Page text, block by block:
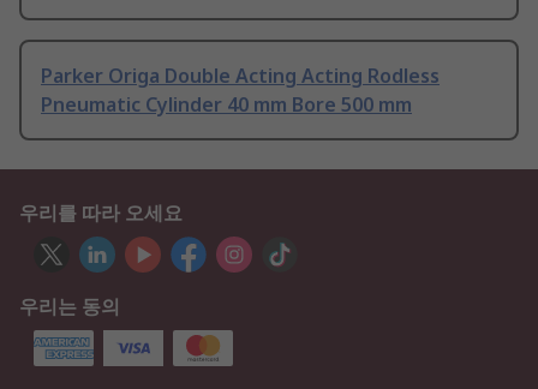
Parker Origa Double Acting Acting Rodless
Pneumatic Cylinder 40 mm Bore 500 mm
우리를 따라 오세요
우리는 동의